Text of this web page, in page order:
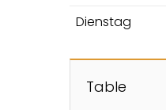
Dienstag
Table